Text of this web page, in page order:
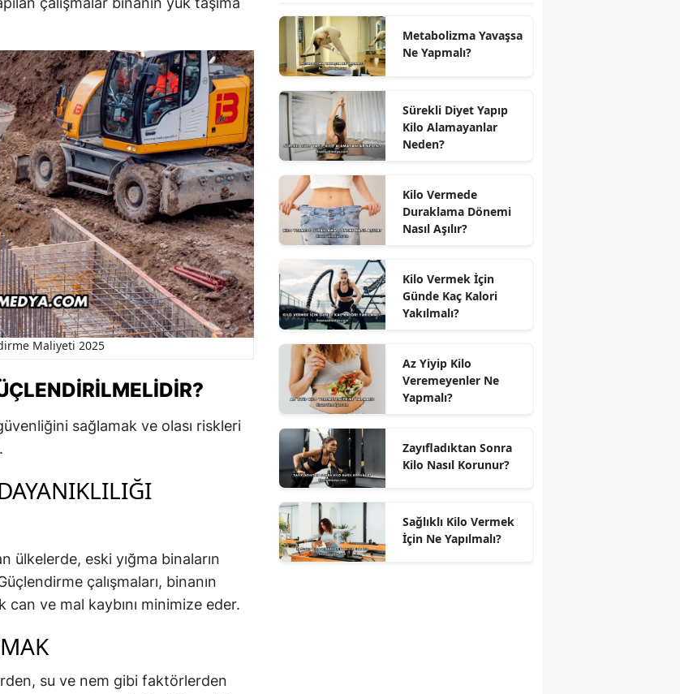
Maliyeti 2025
sağlamak ve olası riskleri
ülkelerde, eski yığma binaların
çalışmaları, binanın
can ve mal kaybını minimize eder.
su ve nem gibi faktörlerden
Metabolizma Yavaşsa
Ne Yapmalı?
Sürekli Diyet Yapıp
Kilo Alamayanlar
Neden?
Kilo Vermede
Duraklama Dönemi
Nasıl Aşılır?
Kilo Vermek İçin
Günde Kaç Kalori
Yakılmalı?
Az Yiyip Kilo
Veremeyenler Ne
Yapmalı?
Zayıfladıktan Sonra
Kilo Nasıl Korunur?
Sağlıklı Kilo Vermek
İçin Ne Yapılmalı?